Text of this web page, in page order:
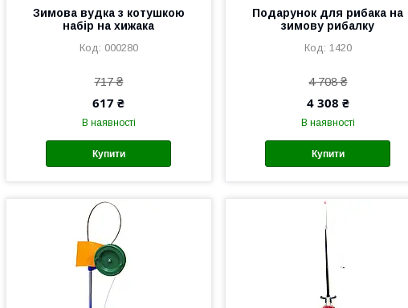
Зимова вудка з котушкою
набір на хижака
000280
717 ₴
617 ₴
В наявності
Купити
Подарунок для рибака на
зимову рибалку
1420
4 708 ₴
4 308 ₴
В наявності
Купити